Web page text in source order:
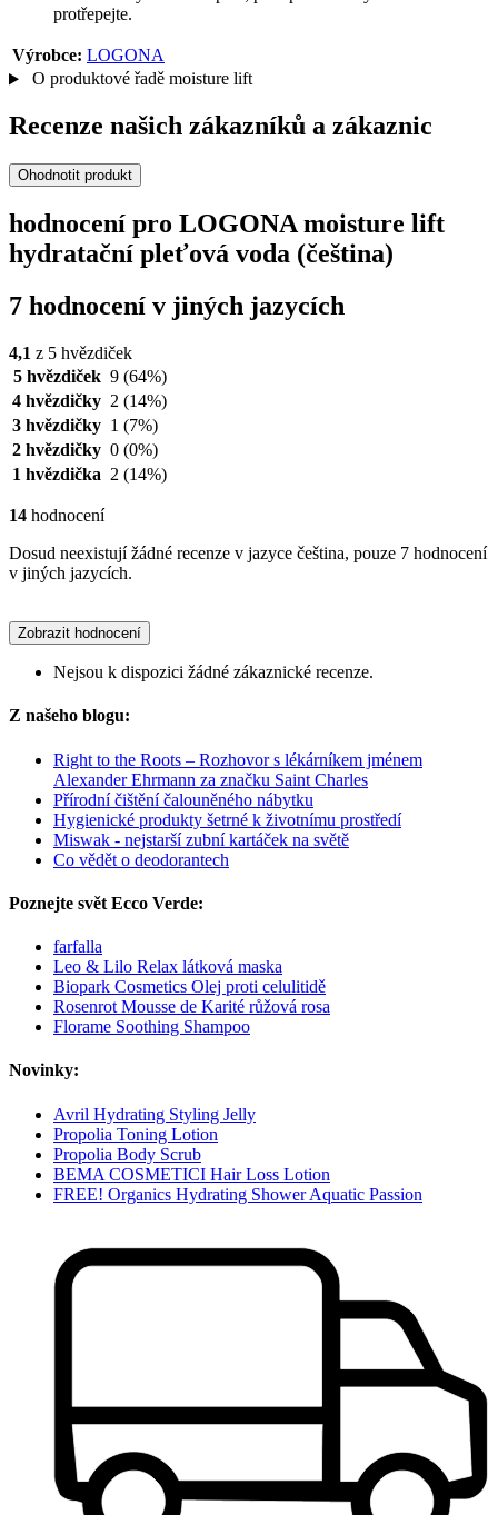
protřepejte.
Výrobce: LOGONA
O produktové řadě moisture lift
Recenze našich zákazníků a zákaznic
Ohodnotit produkt
hodnocení pro LOGONA moisture lift
hydratační pleťová voda (čeština)
7 hodnocení v jiných jazycích
4,1 z 5 hvězdiček
5 hvězdiček 9 (64%)
4 hvězdičky 2 (14%)
3 hvězdičky 1 (7%)
2 hvězdičky 0 (0%)
1 hvězdička 2 (14%)
14 hodnocení
Dosud neexistují žádné recenze v jazyce čeština, pouze 7 hodnocení
v jiných jazycích.
Zobrazit hodnocení
Nejsou k dispozici žádné zákaznické recenze.
Z našeho blogu:
Right to the Roots – Rozhovor s lékárníkem jménem
Alexander Ehrmann za značku Saint Charles
Přírodní čištění čalouněného nábytku
Hygienické produkty šetrné k životnímu prostředí
Miswak - nejstarší zubní kartáček na světě
Co vědět o deodorantech
Poznejte svět Ecco Verde:
farfalla
Leo & Lilo Relax látková maska
Biopark Cosmetics Olej proti celulitidě
Rosenrot Mousse de Karité růžová rosa
Florame Soothing Shampoo
Novinky:
Avril Hydrating Styling Jelly
Propolia Toning Lotion
Propolia Body Scrub
BEMA COSMETICI Hair Loss Lotion
FREE! Organics Hydrating Shower Aquatic Passion